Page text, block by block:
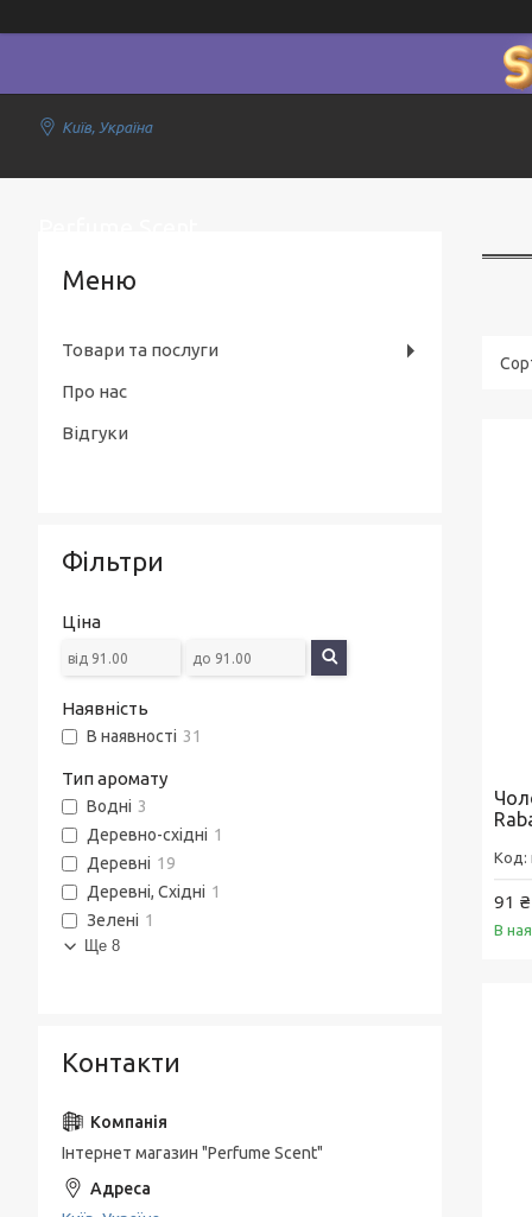
Київ, Україна
91 ₴
В
Товари та послуги
Про нас
Відгуки
Фільтри
Ціна
Наявність
В наявності 31
Тип аромату
Водні 3
Деревно-східні 1
Деревні 19
Деревні, Східні 1
Зелені 1
Ще 8
Контакти
Інтернет магазин "Perfume Scent"